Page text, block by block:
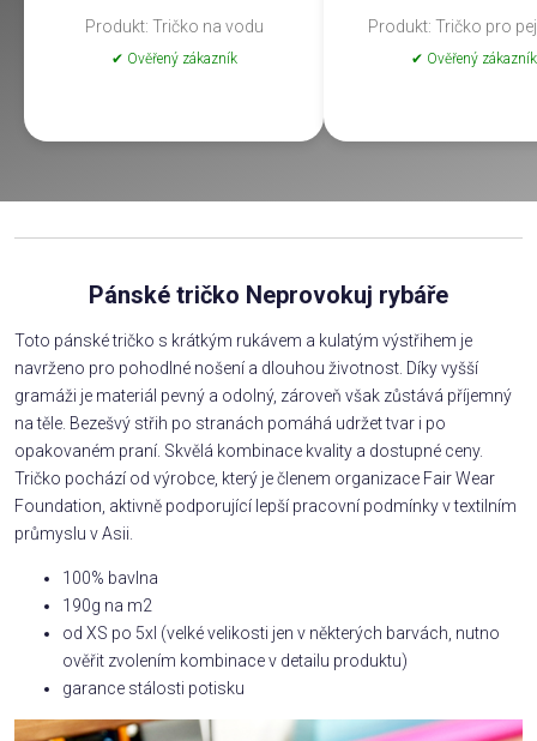
Produkt: Tričko na vodu
✔ Ověřený zákazník
Produkt: Tričko pro
✔ Ověřený zákazník
Pánské tričko Neprovokuj rybáře
Toto pánské tričko s krátkým rukávem a kulatým výstřihem je
navrženo pro pohodlné nošení a dlouhou životnost. Díky vyšší
gramáži je materiál pevný a odolný, zároveň však zůstává příjemný
na těle. Bezešvý střih po stranách pomáhá udržet tvar i po
opakovaném praní. Skvělá kombinace kvality a dostupné ceny.
Tričko pochází od výrobce, který je členem organizace Fair Wear
Foundation, aktivně podporující lepší pracovní podmínky v textilním
průmyslu v Asii.
100% bavlna
190g na m2
od XS po 5xl (velké velikosti jen v některých barvách, nutno
ověřit zvolením kombinace v detailu produktu)
garance stálosti potisku